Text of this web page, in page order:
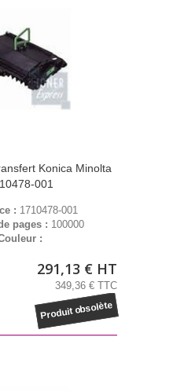
Konica Minolta
001
: 1710478-001
pages : 100000
:
291,13 € HT
349,36 € TTC
Produit obsolète